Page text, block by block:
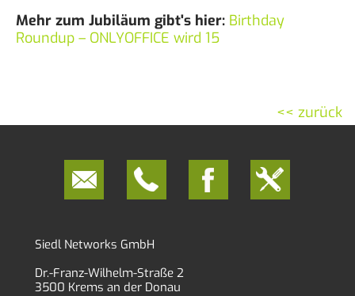
Mehr zum Jubiläum gibt's hier: Birthday
Roundup – ONLYOFFICE wird 15
<< zurück
Siedl Networks GmbH
Dr.-Franz-Wilhelm-Straße 2
3500 Krems an der Donau